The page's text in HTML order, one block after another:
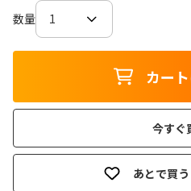
数量
カー
今すぐ
あとで買